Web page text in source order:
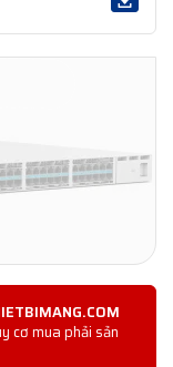
cơ mua phải sản